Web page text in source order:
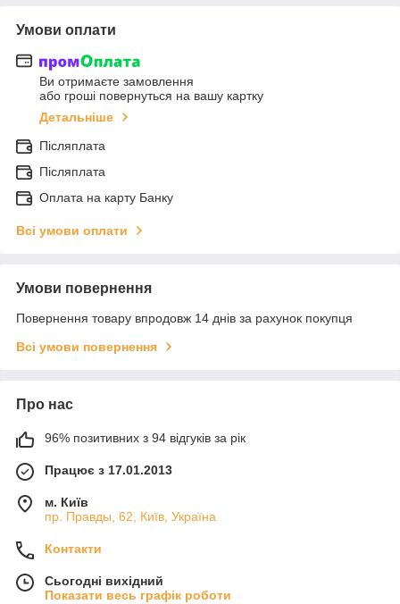
Умови оплати
Ви отримаєте замовлення
або гроші повернуться на вашу картку
Детальніше
Післяплата
Післяплата
Оплата на карту Банку
Всі умови оплати
Умови повернення
Повернення товару впродовж 14 днів за рахунок покупця
Всі умови повернення
Про нас
96% позитивних з 94 відгуків за рік
Працює з 17.01.2013
м. Київ
пр. Правды, 62, Київ, Україна
Контакти
Сьогодні вихідний
Показати весь графік роботи